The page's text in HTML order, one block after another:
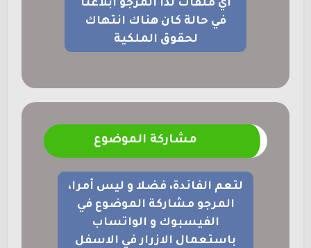
اي ملفات لذا المرجو ابلاغنا
في حالة كان هناك انتهاك
لحقوق الملكية
مشاركة الموضوع
لتعم الفائدة، فضلا و ليس أمرا،
المرجو مشاركة الموضوع في
الفيسبوك و الواتساب
باستعمال الازرار في الاسفل